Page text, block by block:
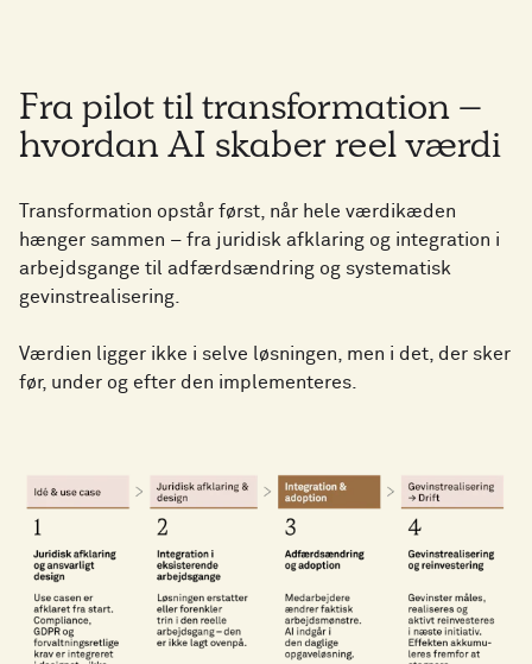
Fra pilot til transformation –
hvordan AI skaber reel værdi
Transformation opstår først, når hele værdikæden
hænger sammen – fra juridisk afklaring og integration i
arbejdsgange til adfærdsændring og systematisk
gevinstrealisering.
Værdien ligger ikke i selve løsningen, men i det, der sker
før, under og efter den implementeres.